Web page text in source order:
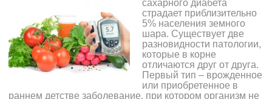
сахарного диабета
страдает приблизительно
5% населения земного
шара. Существует две
разновидности патологии,
которые в корне
отличаются друг от друга.
Первый тип – врожденное
или приобретенное в
раннем детстве заболевание, при котором организм не